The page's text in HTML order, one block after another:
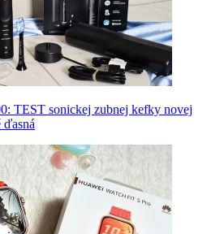
TEST sonickej zubnej kefky novej
ďasná